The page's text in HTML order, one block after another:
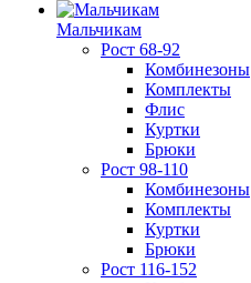
Мальчикам
Рост 68-92
Комбинезоны
Комплекты
Флис
Куртки
Брюки
Рост 98-110
Комбинезоны
Комплекты
Куртки
Брюки
Рост 116-152